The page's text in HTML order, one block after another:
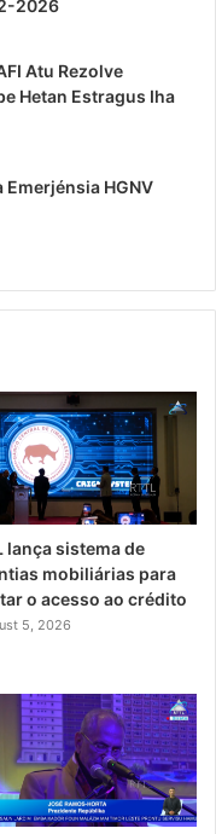
2026
Atu Rezolve
Hetan Estragus Iha
Emerjénsia HGNV
lança sistema de
mobiliárias para
o acesso ao crédito
5, 2026